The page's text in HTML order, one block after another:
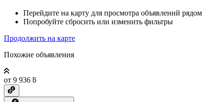
Перейдите на карту для просмотра объявлений рядом
Попробуйте сбросить или изменить фильтры
Продолжить на карте
Похожие объявления
от 9 936 ƃ